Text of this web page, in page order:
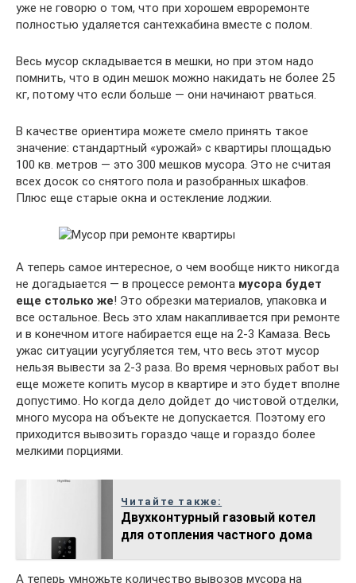
уже не говорю о том, что при хорошем евроремонте
полностью удаляется сантехкабина вместе с полом.
Весь мусор складывается в мешки, но при этом надо
помнить, что в один мешок можно накидать не более 25
кг, потому что если больше — они начинают рваться.
В качестве ориентира можете смело принять такое
значение: стандартный «урожай» с квартиры площадью
100 кв. метров — это 300 мешков мусора. Это не считая
всех досок со снятого пола и разобранных шкафов.
Плюс еще старые окна и остекление лоджии.
А теперь самое интересное, о чем вообще никто никогда
не догадыается — в процессе ремонта мусора будет
еще столько же! Это обрезки материалов, упаковка и
все остальное. Весь это хлам накапливается при ремонте
и в конечном итоге набирается еще на 2-3 Камаза. Весь
ужас ситуации усугубляется тем, что весь этот мусор
нельзя вывести за 2-3 раза. Во время черновых работ вы
еще можете копить мусор в квартире и это будет вполне
допустимо. Но когда дело дойдет до чистовой отделки,
много мусора на объекте не допускается. Поэтому его
приходится вывозить гораздо чаще и гораздо более
мелкими порциями.
Читайте также:
Двухконтурный газовый котел
для отопления частного дома
А теперь умножьте количество вывозов мусора на